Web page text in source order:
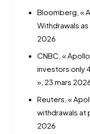
Bloomberg, «
Withdrawals
2026
CNBC, «
investors only
», 23 mars
Reuters, «
withdrawals at
2026